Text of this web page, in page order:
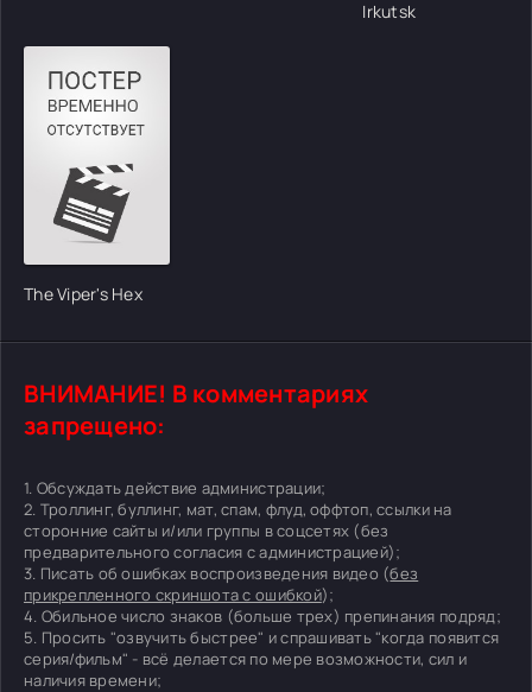
Irkutsk
The Viper's Hex
ВНИМАНИЕ! В комментариях
запрещено:
1. Обсуждать действие администрации;
2. Троллинг, буллинг, мат, спам, флуд, оффтоп, ссылки на
сторонние сайты и/или группы в соцсетях (без
предварительного согласия с администрацией);
3. Писать об ошибках воспроизведения видео (без
прикрепленного скриншота с ошибкой);
4. Обильное число знаков (больше трех) препинания подряд;
5. Просить "озвучить быстрее" и спрашивать "когда появится
серия/фильм" - всё делается по мере возможности, сил и
наличия времени;